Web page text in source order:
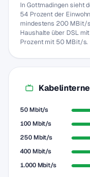
In Gottmadingen sieht
54 Prozent der
mindestens 200 MBit/
Haushalte über DSL
Prozent mit 50 MBit/s.
50 Mbit/s
100 Mbit/s
250 Mbit/s
400 Mbit/s
1.000 Mbit/s